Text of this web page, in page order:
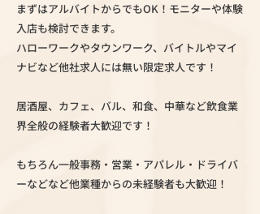
まずはアルバイトからでもOK！モニターや体験
入店も検討できます。
ハローワークやタウンワーク、バイトルやマイ
ナビなど他社求人には無い限定求人です！
居酒屋、カフェ、バル、和食、中華など飲食業
界全般の経験者大歓迎です！
もちろん一般事務・営業・アパレル・ドライバ
ーなどなど他業種からの未経験者も大歓迎！